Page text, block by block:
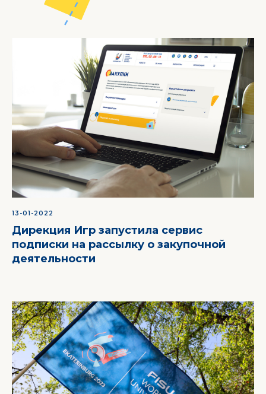
13-01-2022
Дирекция Игр запустила сервис
подписки на рассылку о закупочной
деятельности